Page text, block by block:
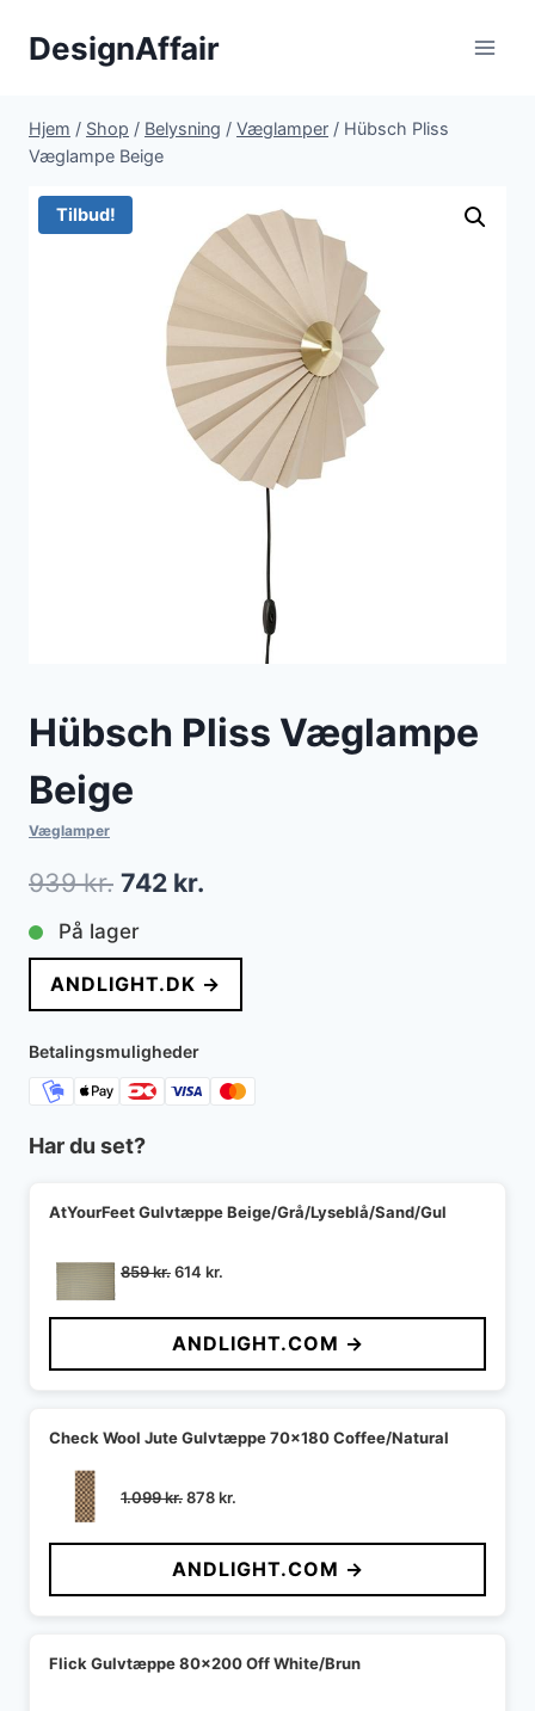
DesignAffair
Hjem / Shop / Belysning / Væglamper / Hübsch Pliss
Væglampe Beige
Tilbud!
Hübsch Pliss Væglampe
Beige
Væglamper
939kr. Den
oprindelige
pris
var:
939 kr..
742 kr.
pris
er:
På lager
ANDLIGHT.DK →
Betalingsmuligheder
Har du set?
AtYourFeet Gulvtæppe Beige/Grå/Lyseblå/Sand/Gul
859kr.Den
pris
var:
859 kr..
614 kr.
pris
er:
614 kr..
ANDLIGHT.COM →
Check Wool Jute Gulvtæppe 70x180 Coffee/Natural
1.099kr.Den
pris
var:
1.099 kr..
878kr.
pris
er:
878 kr..
ANDLIGHT.COM →
Flick Gulvtæppe 80x200 Off White/Brun